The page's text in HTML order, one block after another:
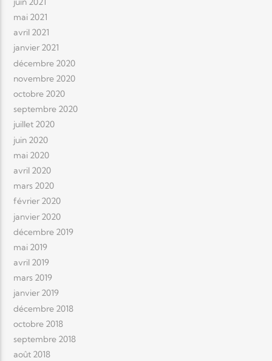
mai 2021
avril 2021
janvier 2021
décembre 2020
novembre 2020
octobre 2020
septembre 2020
juillet 2020
juin 2020
mai 2020
avril 2020
mars 2020
février 2020
janvier 2020
décembre 2019
mai 2019
avril 2019
mars 2019
janvier 2019
décembre 2018
octobre 2018
septembre 2018
août 2018